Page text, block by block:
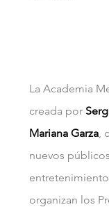
La Academia
creada por
Mariana Garza
nuevos
organizan los